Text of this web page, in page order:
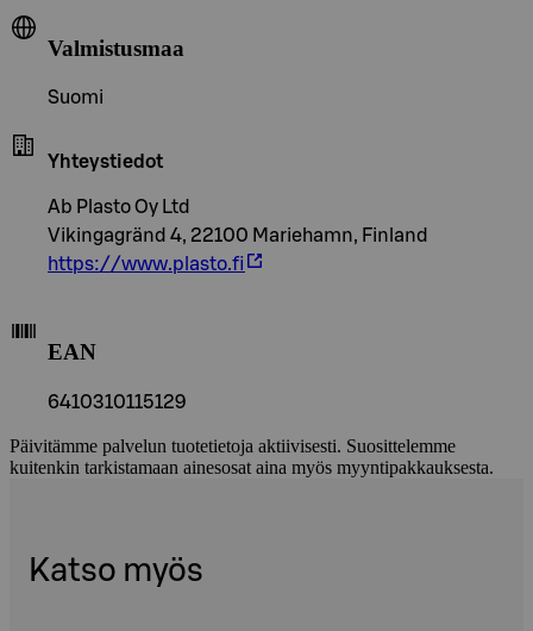
Valmistusmaa
Suomi
Yhteystiedot
Ab Plasto Oy Ltd
Vikingagränd 4, 22100 Mariehamn, Finland
https://www.plasto.fi
EAN
6410310115129
Päivitämme palvelun tuotetietoja aktiivisesti. Suosittelemme
kuitenkin tarkistamaan ainesosat aina myös myyntipakkauksesta.
Katso myös